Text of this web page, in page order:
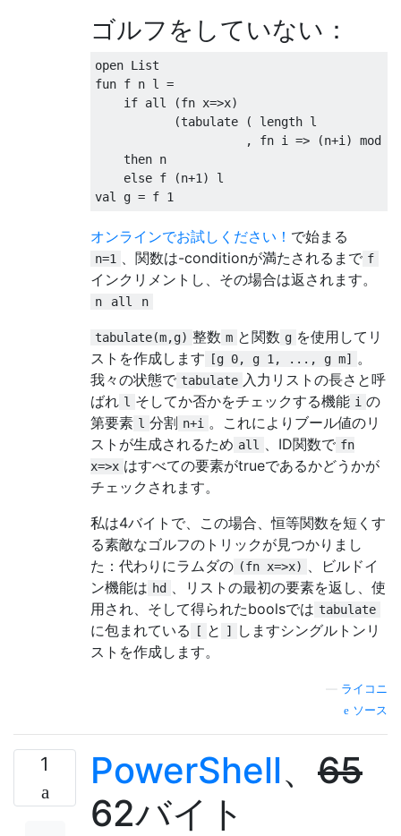
ゴルフをしていない：
open
fun f n l =
if all (fn x=>x)
(tabulate (
length l
,
fn i => (n+i ) mod
then n
else f (n+1 )
val
g = f 1
オンラインでお試しください！ で始まる
n=1 、関数は-conditionが満たされるまで f
インクリメントし、その場合は返されます。
n all n
tabulate(m,g) 整数 m と関数 g を使用してリ
ストを作成します
[g 0, g 1, ..., g m]
。
我々の状態で tabulate 入力リストの長さと呼
ばれ l そしてか否かをチェックする機能 i の
第要素 l 分割 n+i 。これによりブール値のリ
ストが生成されるため all 、ID関数で fn
x=>x はすべての要素がtrueであるかどうかが
チェックされます。
私は4バイトで、この場合、恒等関数を短くす
る素敵なゴルフのトリックが見つかりまし
た：代わりにラムダの (fn x=>x) 、ビルドイ
ン機能は hd 、リストの最初の要素を返し、使
用され、そして得られたboolsでは tabulate
に包まれている [ と ]
しますシングルトンリ
ストを作成します。
ライコニ
ソース
1 PowerShell、 65
62バイト